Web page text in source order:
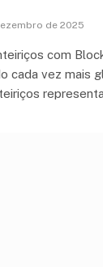
de 2025
com
cada vez mais